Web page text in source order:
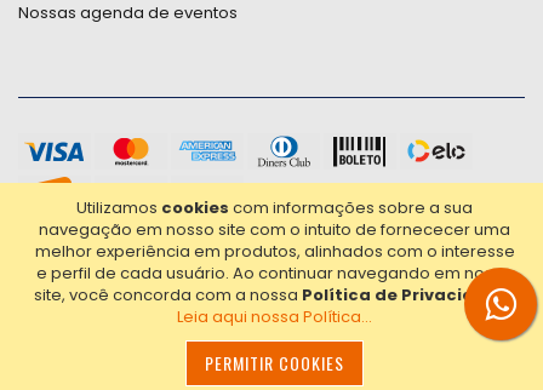
Utilizamos cookies com informações sobre a sua
navegação em nosso site com o intuito de fornececer uma
melhor experiência em produtos, alinhados com o interesse
e perfil de cada usuário. Ao continuar navegando em nosso
site, você concorda com a nossa Política de Privacidade.
Leia aqui nossa Política...
PERMITIR COOKIES
Nossas agenda de eventos
2021© Copyright Poligrafica Bazar Ltda- CNPJ 42.500.090/0001-
20 - Todos os direitos reservados.